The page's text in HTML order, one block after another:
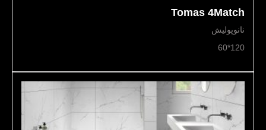
Tomas 4Match
نانوپولیش
120*60